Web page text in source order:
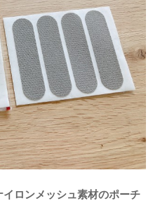
イロンメッシュ素材のポーチ